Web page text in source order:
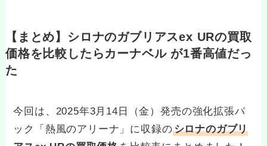
【まとめ】シロナのガブリアスex URの買取
価格を比較したらカーナベル が1番高値だっ
た
今回は、2025年3月14日（金）発売の強化拡張パ
ック「熱風のアリーナ」に収録のシロナのガブリ